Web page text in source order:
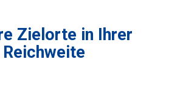
Zielorte in Ihrer
Reichweite